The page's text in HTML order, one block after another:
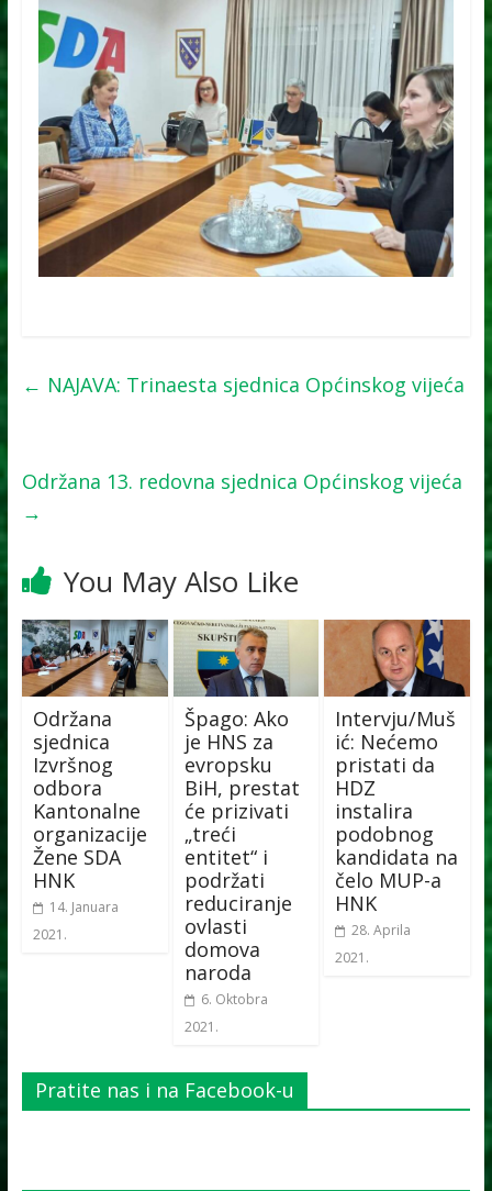
← NAJAVA: Trinaesta sjednica Općinskog vijeća
Održana 13. redovna sjednica Općinskog vijeća
→
You May Also Like
Održana
sjednica
Izvršnog
odbora
Kantonalne
organizacije
Žene SDA
HNK
14. Januara
2021.
Špago: Ako
je HNS za
evropsku
BiH, prestat
će prizivati
„treći
entitet“ i
podržati
reduciranje
ovlasti
domova
naroda
6. Oktobra
2021.
Intervju/Muš
ić: Nećemo
pristati da
HDZ
instalira
podobnog
kandidata na
čelo MUP-a
HNK
28. Aprila
2021.
Pratite nas i na Facebook-u